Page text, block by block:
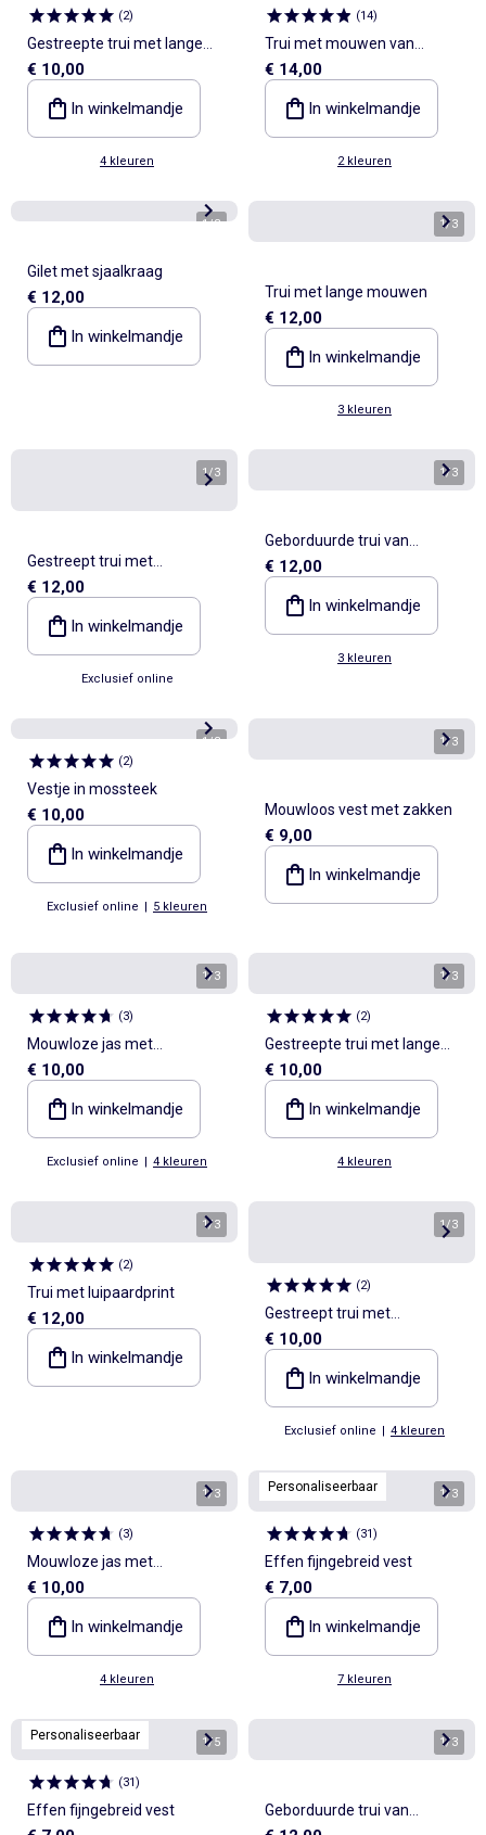
(2)
Gestreepte trui met lange
mouwen en polokraag
€ 10,00
In winkelmandje
4 kleuren
(14)
Trui met mouwen van
katoenen voile
€ 14,00
In winkelmandje
2 kleuren
1/3
Gilet met sjaalkraag
€ 12,00
In winkelmandje
1/3
Trui met lange mouwen
€ 12,00
In winkelmandje
3 kleuren
1/3
Gestreept trui met
ongeknoopte polokraag
€ 12,00
In winkelmandje
Exclusief online
1/3
Geborduurde trui van
pointelletricot
€ 12,00
In winkelmandje
3 kleuren
1/3
(2)
Vestje in mossteek
€ 10,00
In winkelmandje
Exclusief online | 5 kleuren
1/3
Mouwloos vest met zakken
€ 9,00
In winkelmandje
1/3
(3)
Mouwloze jas met
schapenvachteffect
€ 10,00
In winkelmandje
Exclusief online | 4 kleuren
1/3
(2)
Gestreepte trui met lange
mouwen en polokraag
€ 10,00
In winkelmandje
4 kleuren
1/3
(2)
Trui met luipaardprint
€ 12,00
In winkelmandje
1/3
(2)
Gestreept trui met
knoopsluiting op de schouder
€ 10,00
In winkelmandje
Exclusief online | 4 kleuren
1/3
(3)
Mouwloze jas met
schapenvachteffect
€ 10,00
In winkelmandje
4 kleuren
Personaliseerbaar 1/3
(31)
Effen fijngebreid vest
€ 7,00
In winkelmandje
7 kleuren
Personaliseerbaar 1/5
(31)
Effen fijngebreid vest
1/3
Geborduurde trui van